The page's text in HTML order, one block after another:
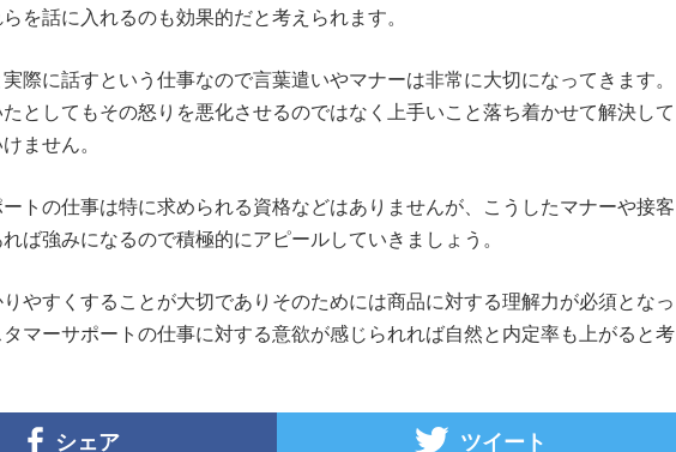
を話に入れるのも効果的だと考えられます。
際に話すという仕事なので言葉遣いやマナーは非常に大切になってきます。
としてもその怒りを悪化させるのではなく上手いこと落ち着かせて解決して
ません。
トの仕事は特に求められる資格などはありませんが、こうしたマナーや接客
ば強みになるので積極的にアピールしていきましょう。
やすくすることが大切でありそのためには商品に対する理解力が必須となっ
マーサポートの仕事に対する意欲が感じられれば自然と内定率も上がると考
シェア ツイート